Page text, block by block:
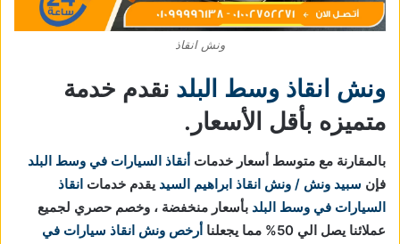
ونش انقاذ
ونش انقاذ وسط البلد نقدم خدمة
متميزه بأقل الأسعار.
بالمقارنة مع متوسط أسعار خدمات أنقاذ السيارات في وسط البلد
فإن سبيد ونش / ونش انقاذ ابراهيم السيد يقدم خدمات انقاذ
السيارات في وسط البلد بأسعار منخفضة ، وخصم حصري لجميع
عملائنا يصل الي 50% مما يجعلنا
أرخص ونش انقاذ سيارات في